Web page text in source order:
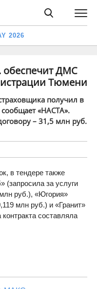
2026
обеспечит ДМС
Тюмени
получил в
сообщает «НАСТА».
– 31,5 млн руб.
в тендере также
(запросила за услуги
руб.), «Югория»
млн руб.) и «Гранит»
составляла